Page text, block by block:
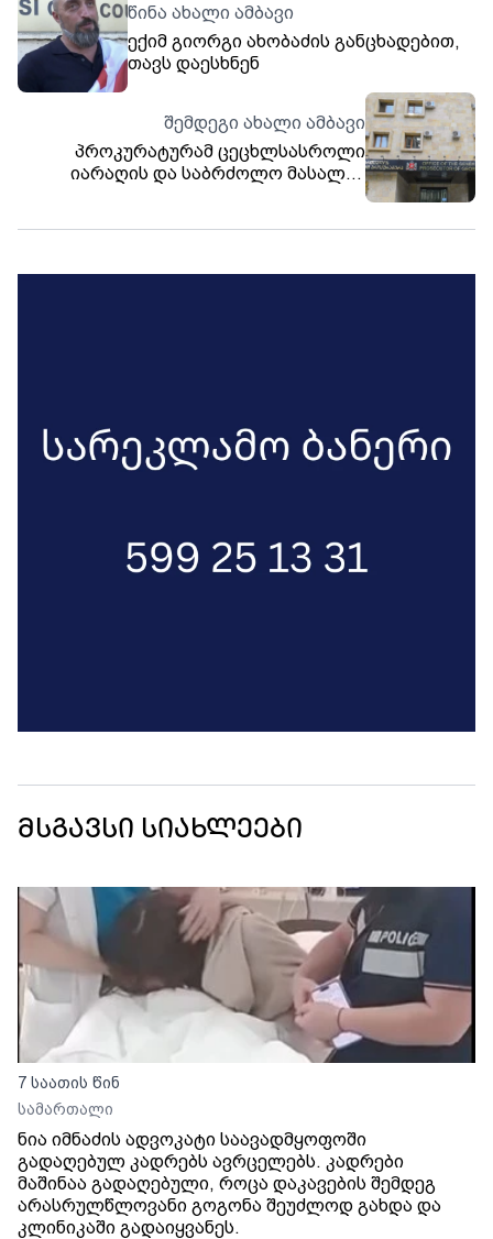
წინა ახალი ამბავი
ექიმ გიორგი ახობაძის განცხადებით,
თავს დაესხნენ
შემდეგი ახალი ამბავი
პროკურატურამ ცეცხლსასროლი
იარაღის და საბრძოლო მასალის
მსგავსი სიახლეები
7 საათის წინ
სამართალი
ნია იმნაძის ადვოკატი საავადმყოფოში
გადაღებულ კადრებს ავრცელებს. კადრები
მაშინაა გადაღებული, როცა დაკავების შემდეგ
არასრულწლოვანი გოგონა შეუძლოდ გახდა და
კლინიკაში გადაიყვანეს.